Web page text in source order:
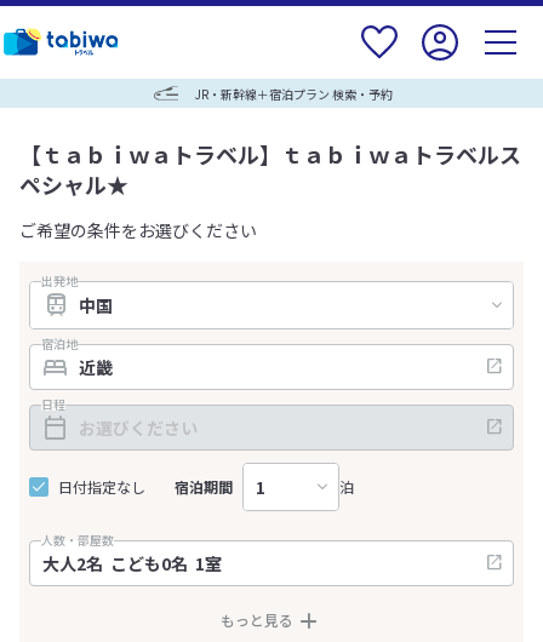
JR・新幹線＋宿泊プラン 検索・予約
【ｔａｂｉｗａトラベル】ｔａｂｉｗａトラベルス
ペシャル★
ご希望の条件をお選びください
出発地
宿泊地
日程
日付指定なし 宿泊期間 泊
人数・部屋数
もっと見る